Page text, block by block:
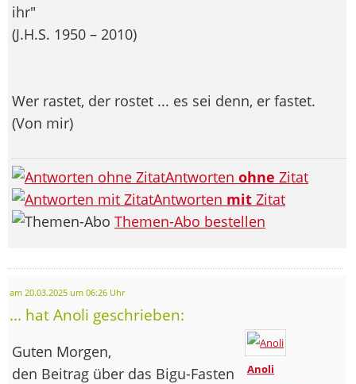
ihr"
(J.H.S. 1950 – 2010)
Wer rastet, der rostet ... es sei denn, er fastet.
(Von mir)
Antworten ohne Zitat
Antworten mit Zitat
Themen-Abo bestellen
am 20.03.2025 um 06:26 Uhr
... hat Anoli geschrieben:
Anoli
Guten Morgen,
den Beitrag über das Bigu-Fasten